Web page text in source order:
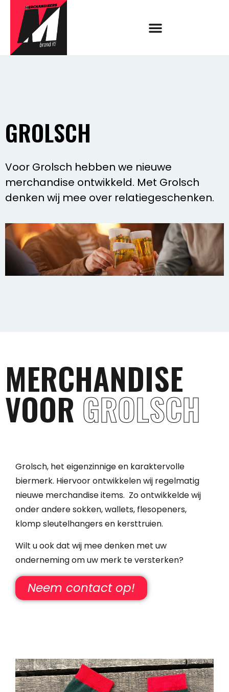
GROLSCH
Voor Grolsch hebben we nieuwe
merchandise ontwikkeld. Met Grolsch
denken wij mee over relatiegeschenken.
MERCHANDISE
VOOR GROLSCH
Grolsch, het eigenzinnige en karaktervolle
biermerk. Hiervoor ontwikkelen wij regelmatig
nieuwe merchandise items. Zo ontwikkelde wij
onder andere sokken, wallets, flesopeners,
klomp sleutelhangers en kersttruien.
Wilt u ook dat wij mee denken met uw
onderneming om uw merk te versterken?
Neem contact op!